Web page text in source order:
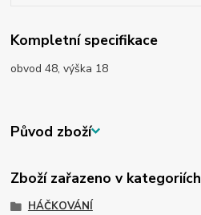
Kompletní specifikace
obvod 48, výška 18
Původ zboží
Zboží zařazeno v kategoriích
HÁČKOVÁNÍ